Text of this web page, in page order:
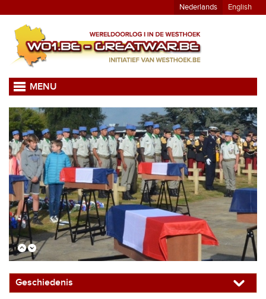
Nederlands English
MENU
Geschiedenis